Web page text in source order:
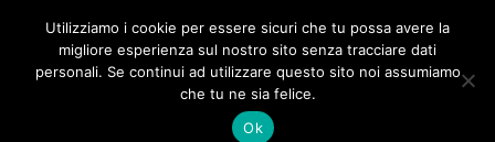
Research & Development
Utilizziamo i cookie per essere sicuri che tu possa avere la
migliore esperienza sul nostro sito senza tracciare dati
personali. Se continui ad utilizzare questo sito noi assumiamo
che tu ne sia felice.
Ok